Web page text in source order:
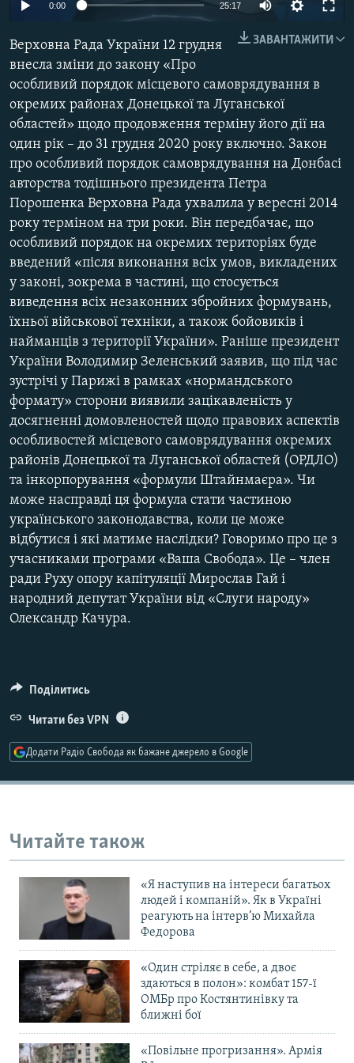
МУЛЬТИМЕДІА
ФОТО
СПЕЦПРОЄКТИ
ПОДКАСТИ
КРИМ РЕАЛІЇ
РУС
УКР
КТАТ
ДОЛУЧАЙСЯ!
Усі сайти RFE/RL
0:00 25:17
ЗАВАНТАЖИТИ
Верховна Рада України 12 грудня
внесла зміни до закону «Про
особливий порядок місцевого самоврядування в
окремих районах Донецької та Луганської
областей» щодо продовження терміну його дії на
один рік – до 31 грудня 2020 року включно. Закон
про особливий порядок самоврядування на Донбасі
авторства тодішнього президента Петра
Порошенка Верховна Рада ухвалила у вересні 2014
року терміном на три роки. Він передбачає, що
особливий порядок на окремих територіях буде
введений «після виконання всіх умов, викладених
у законі, зокрема в частині, що стосується
виведення всіх незаконних збройних формувань,
їхньої військової техніки, а також бойовиків і
найманців з території України». Раніше президент
України Володимир Зеленський заявив, що під час
зустрічі у Парижі в рамках «нормандського
формату» сторони виявили зацікавленість у
досягненні домовленостей щодо правових аспектів
особливостей місцевого самоврядування окремих
районів Донецької та Луганської областей (ОРДЛО)
та інкорпорування «формули Штайнмаєра». Чи
може насправді ця формула стати частиною
українського законодавства, коли це може
відбутися і які матиме наслідки? Говоримо про це з
учасниками програми «Ваша Свобода». Це – член
ради Руху опору капітуляції Мирослав Гай і
народний депутат України від «Слуги народу»
Олександр Качура.
Поділитись
Читати без VPN
Додати Радіо Свобода як бажане джерело в Google
Читайте також
«Я наступив на інтереси багатьох
людей і компаній». Як в Україні
реагують на інтерв’ю Михайла
Федорова
«Один стріляє в себе, а двоє
здаються в полон»: комбат 157-ї
ОМБр про Костянтинівку та
ближні бої
«Повільне прогризання». Армія